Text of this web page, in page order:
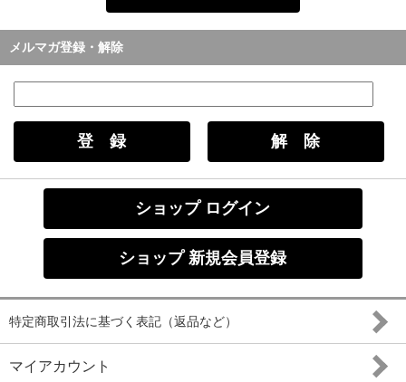
メルマガ登録・解除
ショップ ログイン
ショップ 新規会員登録
特定商取引法に基づく表記（返品など）
マイアカウント